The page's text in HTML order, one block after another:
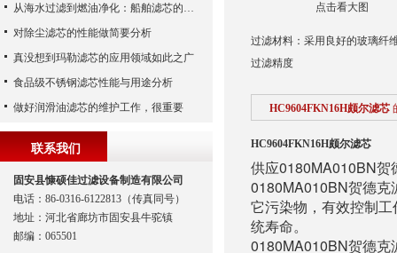
点击看大图
过滤材料：采用良好的玻璃纤
过滤精度
HC9604FKN16H颇尔滤芯
HC9604FKN16H颇尔滤芯
供应0180MA010BN
0180MA010BN贺德克
它污染物，有效控制
统寿命。
0180MA010BN贺德克
从海水过滤到燃油净化：船舶滤芯的多场景应用解析
对除尘滤芯的性能做简要分析
真没想到玛勒滤芯的应用领域如此之广
食品级不锈钢滤芯性能与用途分析
做好润滑油滤芯的维护工作，很重要
联系我们
固安县慷硕佳过滤设备制造有限公司
电话：86-0316-6122813（传真同号）
地址：河北省廊坊市固安县牛驼镇
邮编：065501